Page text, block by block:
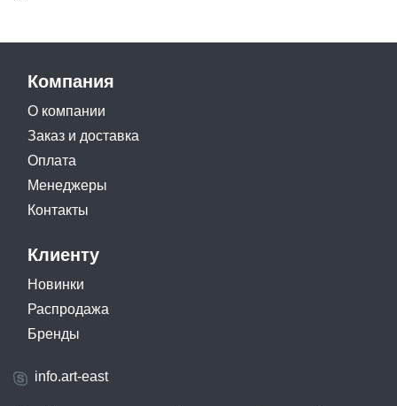
Компания
О компании
Заказ и доставка
Оплата
Менеджеры
Контакты
Клиенту
Новинки
Распродажа
Бренды
info.art-east